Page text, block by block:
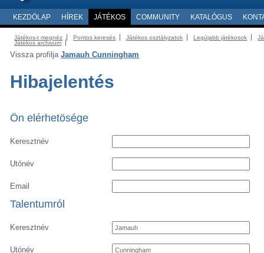
KEZDÖLAP HÍREK JÁTÉKOS COMMUNITY KATALÓGUS
Játékos-t megnéz Pontos keresés Játékos osztályzatok Legújabb játékosok
Játékos archivum
Vissza profilja Jamauh Cunningham
Hibajelentés
Ön elérhetösége
Keresztnév
Utónév
Email
Talentumról
Keresztnév
Utónév